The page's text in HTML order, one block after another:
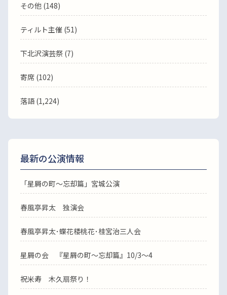
その他 (148)
ティルト主催 (51)
下北沢演芸祭 (7)
寄席 (102)
落語(1,224)
最新の公演情報
「星屑の町～忘却篇」宮城公演
春風亭昇太 独演会
春風亭昇太･蝶花楼桃花･桂宮治三人会
星屑の会 『星屑の町～忘却篇』10/3～4
祝米寿 木久扇祭り！